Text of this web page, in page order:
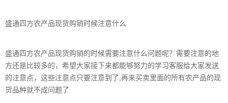
盛通四方农产品现货购销时候注意什么
盛通四方农产品现货购销的时候需要注意什么问题呢？需要注意的地
方还是比较多的，希望大家接下来都能够努力的学习客服给大家发送
的注意点，这些注意点只要注意到了,再来买卖里面的所有农产品的现
货品种就不成问题了